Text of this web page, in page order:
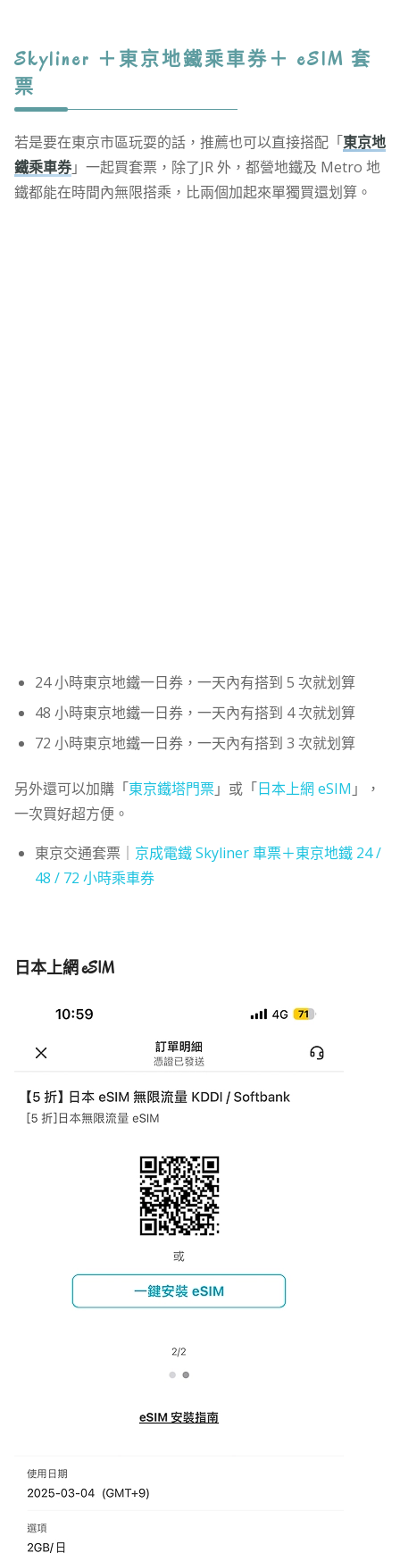
Skyliner ＋東京地鐵乘車券＋ eSIM 套
票
若是要在東京市區玩耍的話，推薦也可以直接搭配「東京地
鐵乘車券」一起買套票，除了JR 外，都營地鐵及 Metro 地
鐵都能在時間內無限搭乘，比兩個加起來單獨買還划算。
24 小時東京地鐵一日券，一天內有搭到 5 次就划算
48 小時東京地鐵一日券，一天內有搭到 4 次就划算
72 小時東京地鐵一日券，一天內有搭到 3 次就划算
另外還可以加購「東京鐵塔門票」或「日本上網 eSIM 」，
一次買好超方便。
東京交通套票｜ 京成電鐵 Skyliner 車票＋東京地鐵 24 /
48 / 72 小時乘車券
日本上網 eSIM